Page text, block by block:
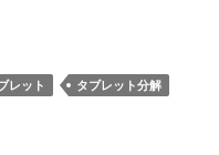
レット
タブレット分解